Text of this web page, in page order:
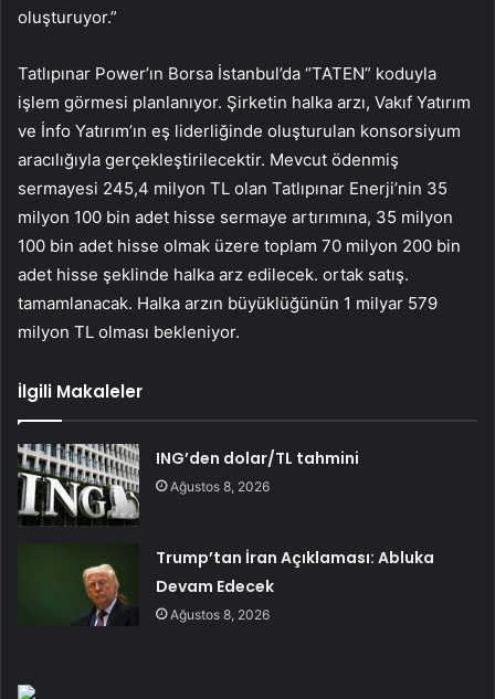
oluşturuyor.”
Tatlıpınar Power’ın Borsa İstanbul’da “TATEN” koduyla
işlem görmesi planlanıyor. Şirketin halka arzı, Vakıf Yatırım
ve İnfo Yatırım’ın eş liderliğinde oluşturulan konsorsiyum
aracılığıyla gerçekleştirilecektir. Mevcut ödenmiş
sermayesi 245,4 milyon TL olan Tatlıpınar Enerji’nin 35
milyon 100 bin adet hisse sermaye artırımına, 35 milyon
100 bin adet hisse olmak üzere toplam 70 milyon 200 bin
adet hisse şeklinde halka arz edilecek. ortak satış.
tamamlanacak. Halka arzın büyüklüğünün 1 milyar 579
milyon TL olması bekleniyor.
İlgili Makaleler
ING’den dolar/TL tahmini
Ağustos 8, 2026
Trump’tan İran Açıklaması: Abluka
Devam Edecek
Ağustos 8, 2026